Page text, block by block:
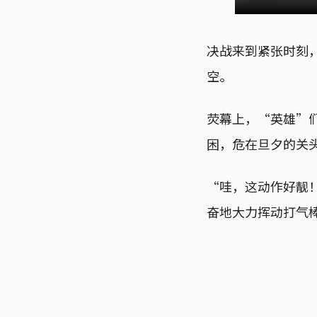
决战来到紧张时刻
空。
荧幕上，“英雄”
困，危在旦夕的关
“哇，这动作好靓
奋地大力挥动打气